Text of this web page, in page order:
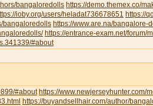
bangaloredolls https://demo.themex.co/
ioby.org/users/heladat736678651 https://
bangaloredolls https://www.are.na/
https://entrance-exam.net/forum/
#about
#about https://www.newjerseyhunter.com/
https://buyandsellhair.com/author/